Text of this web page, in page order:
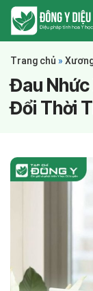
Trang chủ »
Đau Nhức
Đổi Thời